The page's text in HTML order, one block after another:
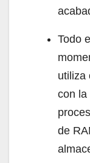
Todo
utiliza
con la
de